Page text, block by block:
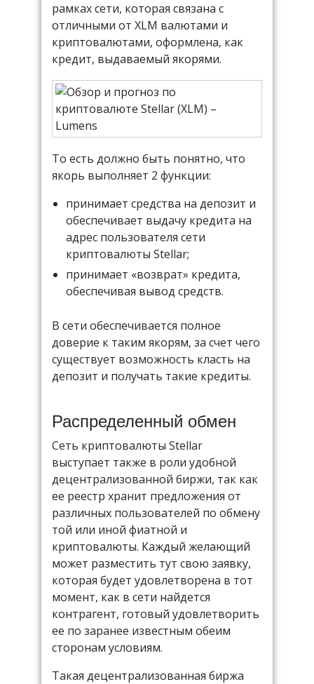
рамках сети, которая связана с
отличными от XLM валютами и
криптовалютами, оформлена, как
кредит, выдаваемый якорями.
То есть должно быть понятно, что
якорь выполняет 2 функции:
принимает средства на депозит и
обеспечивает выдачу кредита на
адрес пользователя сети
криптовалюты Stellar;
принимает «возврат» кредита,
обеспечивая вывод средств.
В сети обеспечивается полное
доверие к таким якорям, за счет чего
существует возможность класть на
депозит и получать такие кредиты.
Распределенный обмен
Сеть криптовалюты Stellar
выступает также в роли удобной
децентрализованной биржи, так как
ее реестр хранит предложения от
различных пользователей по обмену
той или иной фиатной и
криптовалюты. Каждый желающий
может разместить тут свою заявку,
которая будет удовлетворена в тот
момент, как в сети найдется
контрагент, готовый удовлетворить
ее по заранее известным обеим
сторонам условиям.
Такая децентрализованная биржа